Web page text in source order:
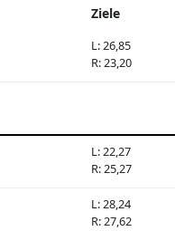
Ziele
L: 26,85
R: 23,20
L: 22,27
R: 25,27
L: 28,24
R: 27,62